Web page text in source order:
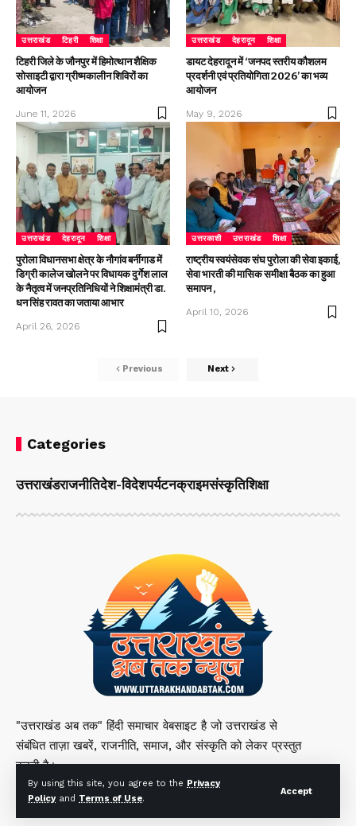
By using this site, you agree to the Privacy
Policyand Terms of Use.
Accept
उत्तराखंड टिहरी शिक्षा
टिहरी जिले के जौनपुर में हिमोत्थान शैक्षिक
सोसाइटी द्वारा ग्रीष्मकालीन शिविरों का
आयोजन
June 11, 2026
उत्तराखंड देहरादून शिक्षा
डायट देहरादून में ‘जनपद स्तरीय कौशलम
प्रदर्शनी एवं प्रतियोगिता 2026’ का भव्य
आयोजन
May 9, 2026
उत्तराखंड देहरादून शिक्षा
पुरोला विधानसभा क्षेत्र के नौगांव बर्नीगाड में
डिग्री कालेज खोलने पर विधायक दुर्गेश लाल
के नैतृत्व में जनप्रतिनिधियों ने शिक्षामंत्री डा.
धन सिंह रावत का जताया आभार
April 26, 2026
उत्तरकाशी उत्तराखंड शिक्षा
राष्ट्रीय स्वयंसेवक संघ पुरोला की सेवा इकाई,
सेवा भारती की मासिक समीक्षा बैठक का हुआ
समापन ,
April 10, 2026
Previous Next
Categories
उत्तराखंडराजनीतिदेश-विदेशपर्यटनक्राइमसंस्कृतिशिक्षा
"उत्तराखंड अब तक" हिंदी समाचार वेबसाइट है जो उत्तराखंड से
संबंधित ताज़ा खबरें, राजनीति, समाज, और संस्कृति को लेकर प्रस्तुत
करती है।